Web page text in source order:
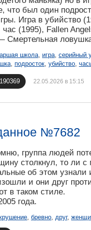
что был один
Игра в убийство
час (1995), Fallen
Смертельная
школа, игра, серийный
, подросток, убийство,
22.05.2026 в 15:15
№7682
группа людей
столкнул, то ли
об этом узнали
и они друг
в таком стиле.
года.
бревно друг,